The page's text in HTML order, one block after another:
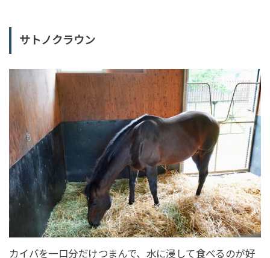
サトノクラウン
カイバを一口分だけつまんで、水に浸して食べるのが好